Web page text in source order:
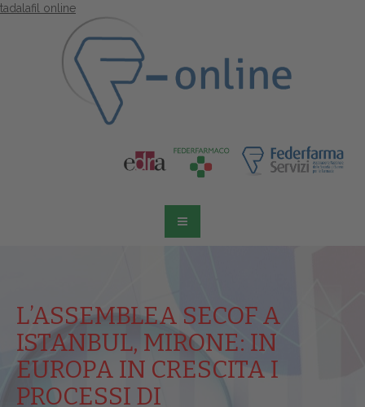
tadalafil online
L’ASSEMBLEA SECOF A
ISTANBUL, MIRONE: IN
EUROPA IN CRESCITA I
PROCESSI DI